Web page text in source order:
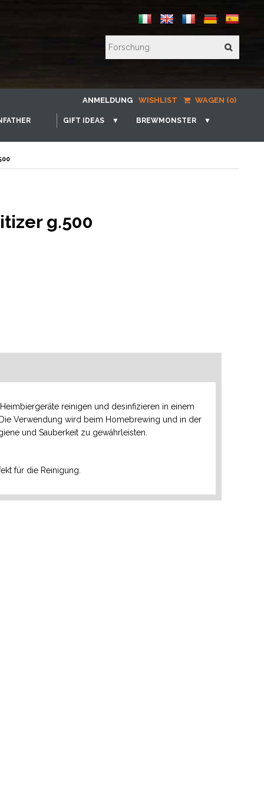
ANMELDUNG WISHLIST WAGEN (0)
GIFT IDEAS ▼ BREWMONSTER ▼
g.500
reinigen und desinfizieren in einem
Verwendung wird beim Homebrewing und in der
und Sauberkeit zu gewährleisten.
für die Reinigung.